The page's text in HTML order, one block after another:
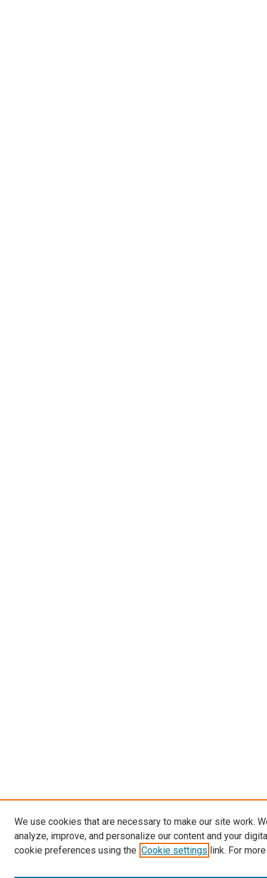
We use cookies that are necessary to make our site work.
analyze, improve, and personalize our content and your
cookie preferences using the Cookie settings link. For